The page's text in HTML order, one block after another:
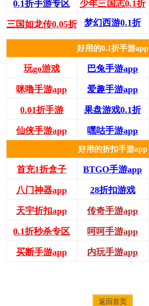
0.1折手游专区 少年三国志0.1折
三国如龙传0.05折 梦幻西游0.1折
好用的0.1折手游app
玩go游戏 巴兔手游app
咪噜手游app 爱趣手游app
0.01折手游 果盘游戏0.1折
仙侠手游app 嘿咕手游app
好用的折扣手游app
首充1折盒子 BTGO手游app
八门神器app 28折扣游戏
天宇折扣app 传奇手游app
0.1折秒杀专区 呵呵手游app
买断手游app 内玩手游app
返回首页